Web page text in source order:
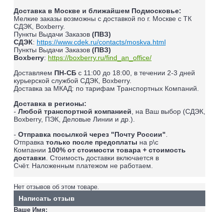
Доставка в Москве и ближайшем Подмосковье:
Мелкие заказы возможны с доставкой по г. Москве с ТК
СДЭК, Boxberry.
Пункты Выдачи Заказов (ПВЗ)
СДЭК: https://www.cdek.ru/contacts/moskva.html
Пункты Выдачи Заказов (ПВЗ)
Boxberry: https://boxberry.ru/find_an_office/
Доставляем ПН-СБ с 11:00 до 18:00, в течении 2-3 дней
курьерской службой СДЭК, Boxberry.
Доставка за МКАД: по тарифам Транспортных Компаний.
Доставка в регионы:
- Любой транспортной компанией, на Ваш выбор (СДЭК,
Boxberry, ПЭК, Деловые Линии и др.).
- Отправка посылкой через "Почту России".
Отправка только после предоплаты на р\с
Компании 100% от стоимости товара + стоимость
доставки. Стоимость доставки включается в
Счёт. Наложенным платежом не работаем.
Нет отзывов об этом товаре.
Написать отзыв
Ваше Имя: